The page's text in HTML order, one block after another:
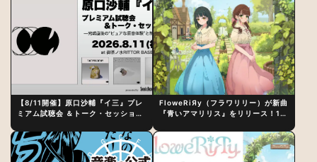
【8/11開催】原口沙輔『イ三』プレ
ミアム試聴会 ＆トーク・セッション
制作秘話
FloweRiЯy（フラワリリー）が新曲
『青いアマリリス』をリリース！1st